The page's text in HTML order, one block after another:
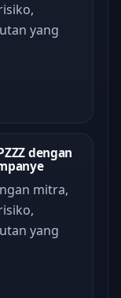
yang
dengan
mitra,
yang